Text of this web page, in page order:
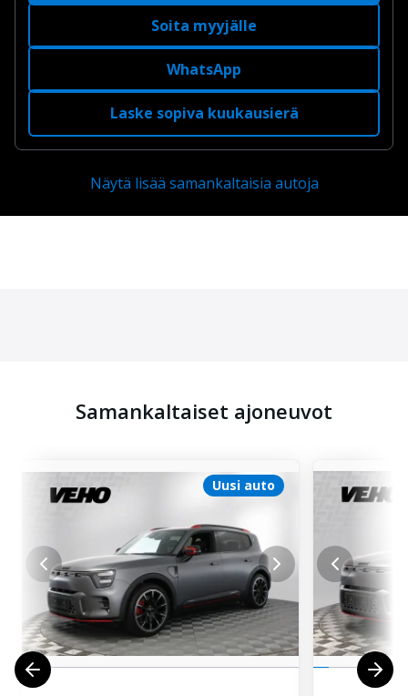
Soita myyjälle
WhatsApp
Laske sopiva kuukausierä
Näytä lisää samankaltaisia autoja
Samankaltaiset ajoneuvot
Uusi auto